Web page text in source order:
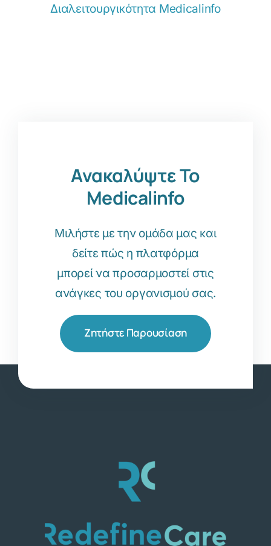
Διαλειτουργικότητα Medicalinfo
Ανακαλύψτε Το
Medicalinfo
Μιλήστε με την ομάδα μας και
δείτε πώς η πλατφόρμα
μπορεί να προσαρμοστεί στις
ανάγκες του οργανισμού σας.
Ζητήστε Παρουσίαση